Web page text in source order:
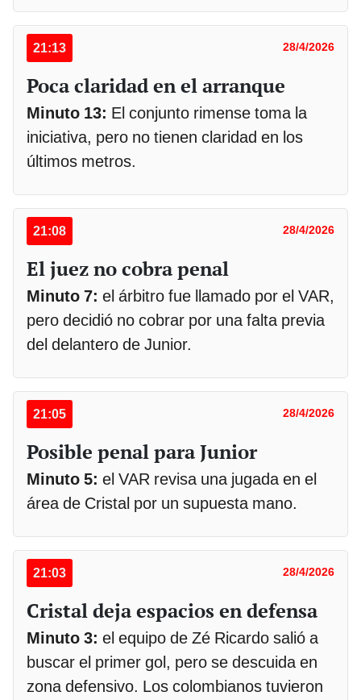
21:13 28/4/2026
Poca claridad en el arranque
Minuto 13: El conjunto rimense toma la
iniciativa, pero no tienen claridad en los
últimos metros.
21:08 28/4/2026
El juez no cobra penal
Minuto 7: el árbitro fue llamado por el VAR,
pero decidió no cobrar por una falta previa
del delantero de Junior.
21:05 28/4/2026
Posible penal para Junior
Minuto 5: el VAR revisa una jugada en el
área de Cristal por un supuesta mano.
21:03 28/4/2026
Cristal deja espacios en defensa
Minuto 3: el equipo de Zé Ricardo salió a
buscar el primer gol, pero se descuida en
zona defensivo. Los colombianos tuvieron